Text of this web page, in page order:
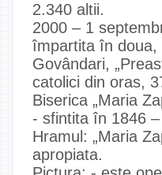
2.340 altii.
2000 – 1
împartita în doua,
Govândari,
catolici din oras,
Biserica „Maria
- sfintita în 1846 –
Hramul: „Maria
apropiata.